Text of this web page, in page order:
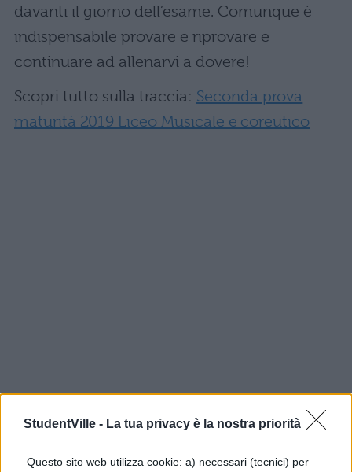
StudentVille - La tua privacy è la nostra priorità
Questo sito web utilizza cookie: a) necessari (tecnici) per
davanti il giorno dell’esame. Comunque è
indispensabile provare e riprovare e
continuare ad allenarvi a dovere!
Scopri tutto sulla traccia: Seconda prova
maturità 2019 Liceo Musicale e coreutico
SIMULAZIONI SECONDA
PROVA MATURITÀ 2019: